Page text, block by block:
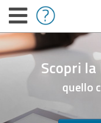
Scopri
quello